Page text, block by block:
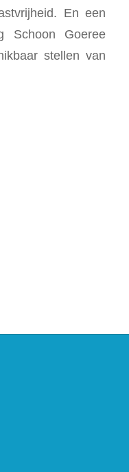
En een
Schoon Goeree
stellen van